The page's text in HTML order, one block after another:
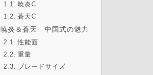
暁炎C
蒼天C
暁炎＆蒼天 中国式の魅力
性能面
重量
ブレードサイズ